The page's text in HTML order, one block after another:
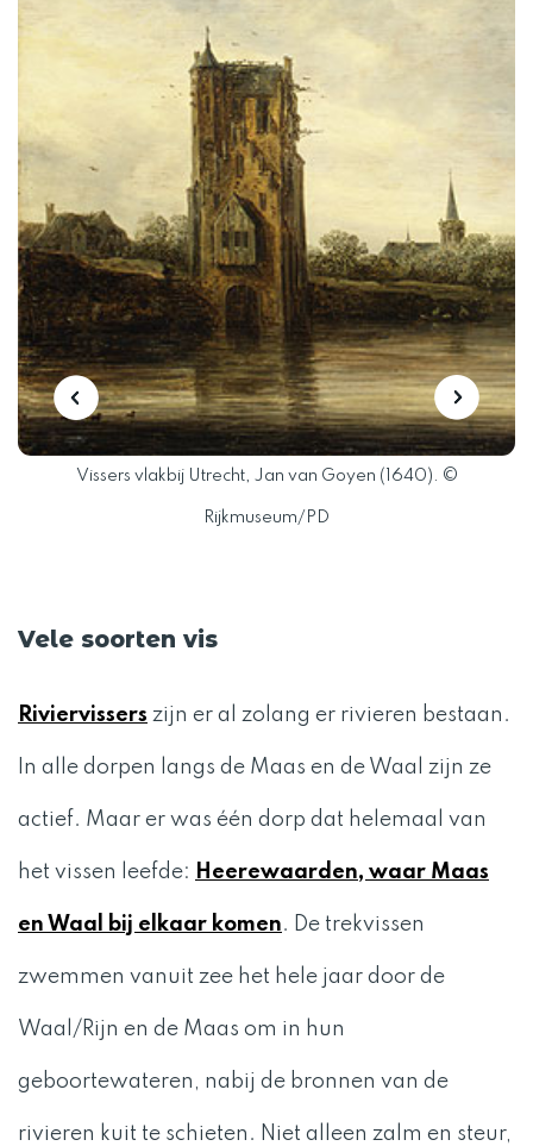
Vissers vlakbij Utrecht, Jan van Goyen (1640). ©
Rijkmuseum/PD
Vele soorten vis
Riviervissers zijn er al zolang er rivieren bestaan.
In alle dorpen langs de Maas en de Waal zijn ze
actief. Maar er was één dorp dat helemaal van
het vissen leefde: Heerewaarden, waar Maas
en Waal bij elkaar komen. De trekvissen
zwemmen vanuit zee het hele jaar door de
Waal/Rijn en de Maas om in hun
geboortewateren, nabij de bronnen van de
rivieren kuit te schieten. Niet alleen zalm en steur,